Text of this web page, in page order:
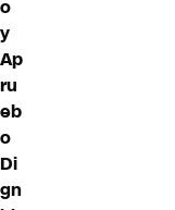
o
y
Ap
ru
eb
o
Di
gn